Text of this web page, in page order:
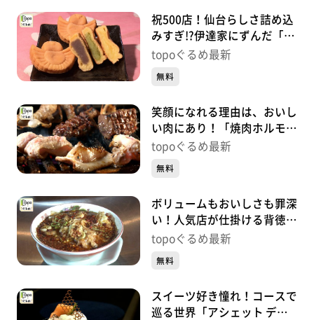
祝500店！仙台らしさ詰め込
みすぎ!?伊達家にずんだ「ち
ゅんちゅん堂」（青葉区川
topoぐるめ最新
無料
笑顔になれる理由は、おいし
い肉にあり！「焼肉ホルモン
呵呵大笑」（青葉区国分町）
topoぐるめ最新
無料
ボリュームもおいしさも罪深
い！人気店が仕掛ける背徳中
華「ガリデブ2」（青葉区大
topoぐるめ最新
無料
スイーツ好き憧れ！コースで
巡る世界「アシェット デセ